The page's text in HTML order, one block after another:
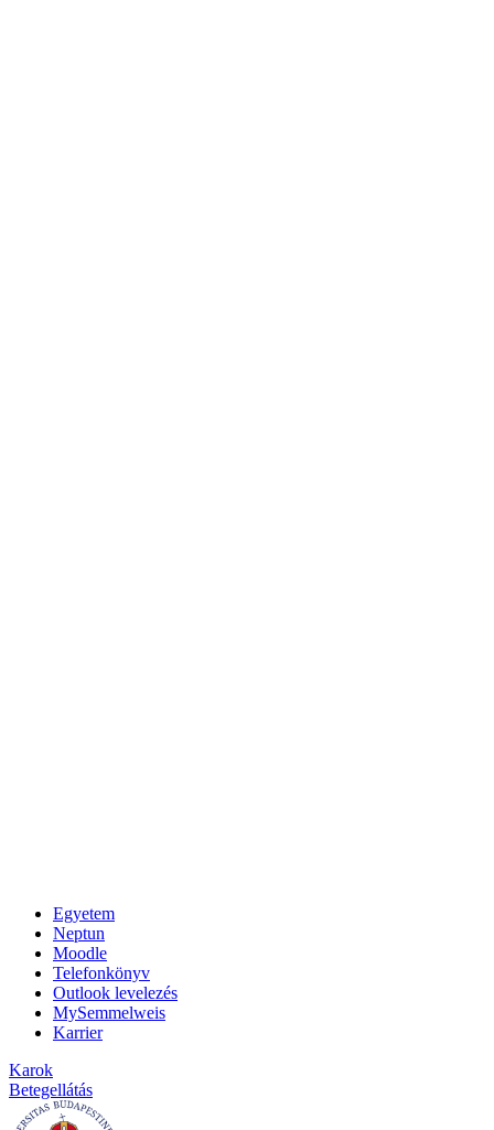
Egyetem
Neptun
Moodle
Telefonkönyv
Outlook levelezés
MySemmelweis
Karrier
Karok
Betegellátás